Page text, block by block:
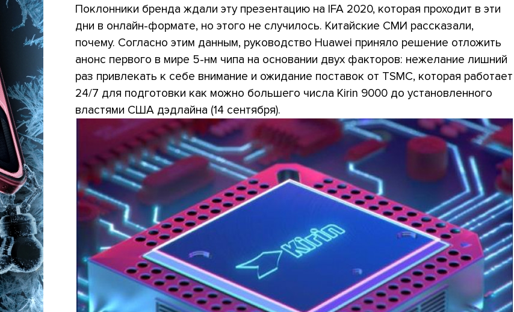
Поклонники бренда ждали эту презентацию на IFA 2020, которая проходит в эти
дни в онлайн-формате, но этого не случилось. Китайские СМИ рассказали,
почему. Согласно этим данным, руководство Huawei приняло решение отложить
анонс первого в мире 5-нм чипа на основании двух факторов: нежелание лишний
раз привлекать к себе внимание и ожидание поставок от TSMC, которая работает
24/7 для подготовки как можно большего числа Kirin 9000 до установленного
властями США дэдлайна (14 сентября).